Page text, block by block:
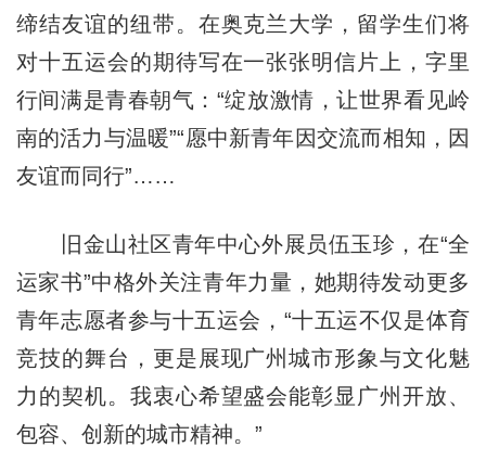
缔结友谊的纽带。在奥克兰大学，留学生们将
对十五运会的期待写在一张张明信片上，字里
行间满是青春朝气：“绽放激情，让世界看见岭
南的活力与温暖”“愿中新青年因交流而相知，因
友谊而同行”……
旧金山社区青年中心外展员伍玉珍，在“全
运家书”中格外关注青年力量，她期待发动更多
青年志愿者参与十五运会，“十五运不仅是体育
竞技的舞台，更是展现广州城市形象与文化魅
力的契机。我衷心希望盛会能彰显广州开放、
包容、创新的城市精神。”